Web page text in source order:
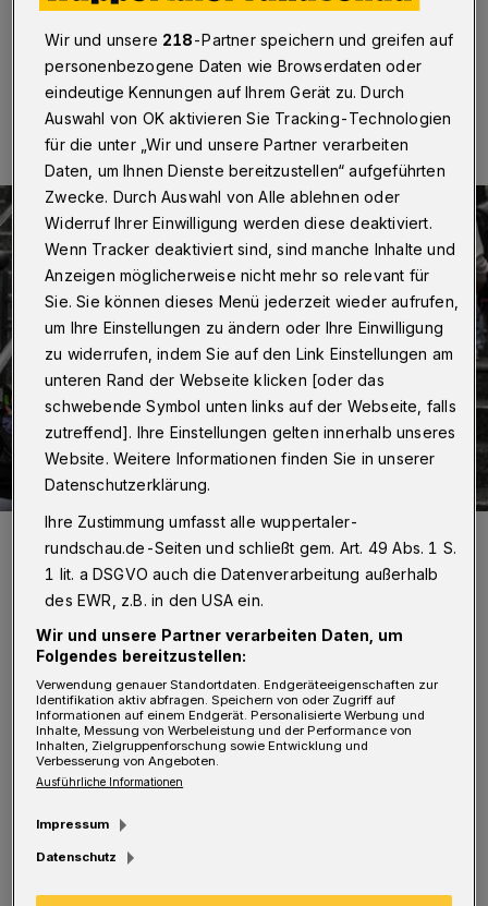
22.04.2015 , 09:16 Uhr Eine Minute Lesezeit
Bunt und vielfältig - der Kulturrucksack.
Foto: Medienzentrum
Viele Workshops werden von Kindern und
Jugendlichen begleitet, die in den ersten
beiden Sommerferienwochen einen
Dokumentarfilm über den Kulturrucksack
drehen. Ganz im Geiste der kreativen
Wiederverwertung stehen die Kurse
"Upcycling", "Alte Klamotten pimpen" oder
Wir und unsere 218-Partner speichern und greifen auf
personenbezogene Daten wie Browserdaten oder
eindeutige Kennungen auf Ihrem Gerät zu. Durch
Auswahl von OK aktivieren Sie Tracking-Technologien
für die unter „Wir und unsere Partner verarbeiten
Daten, um Ihnen Dienste bereitzustellen“ aufgeführten
Zwecke. Durch Auswahl von Alle ablehnen oder
Widerruf Ihrer Einwilligung werden diese deaktiviert.
Wenn Tracker deaktiviert sind, sind manche Inhalte und
Anzeigen möglicherweise nicht mehr so relevant für
Sie. Sie können dieses Menü jederzeit wieder aufrufen,
um Ihre Einstellungen zu ändern oder Ihre Einwilligung
zu widerrufen, indem Sie auf den Link Einstellungen am
unteren Rand der Webseite klicken [oder das
schwebende Symbol unten links auf der Webseite, falls
zutreffend]. Ihre Einstellungen gelten innerhalb unseres
Website. Weitere Informationen finden Sie in unserer
Datenschutzerklärung.
Ihre Zustimmung umfasst alle wuppertaler-
rundschau.de-Seiten und schließt gem. Art. 49 Abs. 1 S.
1 lit. a DSGVO auch die Datenverarbeitung außerhalb
des EWR, z.B. in den USA ein.
Wir und unsere Partner verarbeiten Daten, um
Folgendes bereitzustellen:
Verwendung genauer Standortdaten. Endgeräteeigenschaften zur
Identifikation aktiv abfragen. Speichern von oder Zugriff auf
Informationen auf einem Endgerät. Personalisierte Werbung und
Inhalte, Messung von Werbeleistung und der Performance von
Inhalten, Zielgruppenforschung sowie Entwicklung und
Verbesserung von Angeboten.
Ausführliche Informationen
Impressum
Datenschutz